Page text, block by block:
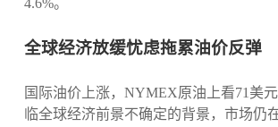
4.6%。
全球经济放缓忧虑拖累油价反弹
国际油价上涨，NYMEX原油上看71美
临全球经济前景不确定的背景，市场仍